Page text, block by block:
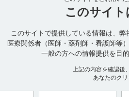
このサイト
このサイトで提供している情報は、
医療関係者（医師・薬剤師・看護師等
一般の方への情報提供を目
上記の内容を確認後
あなたのクリ
腎機能障害のある患
（引用2、3、4、5、
さい。（引用7､8、
■薬物動態 腎機能障
例）、中等度（
軽度、中等度及び重